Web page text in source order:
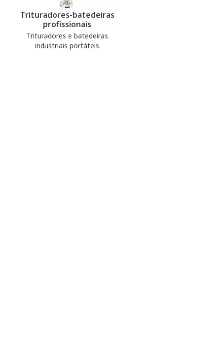
Trituradores-batedeiras
profissionais
Trituradores e batedeiras
industriais portáteis